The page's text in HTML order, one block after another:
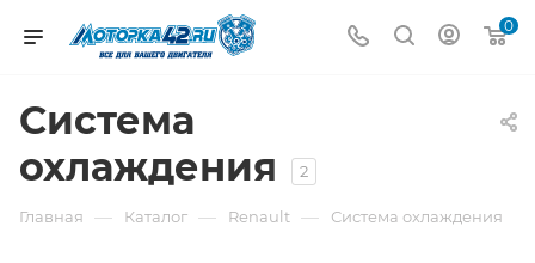
0
Система
охлаждения
2
Главная — Каталог — Renault — Система охлаждения